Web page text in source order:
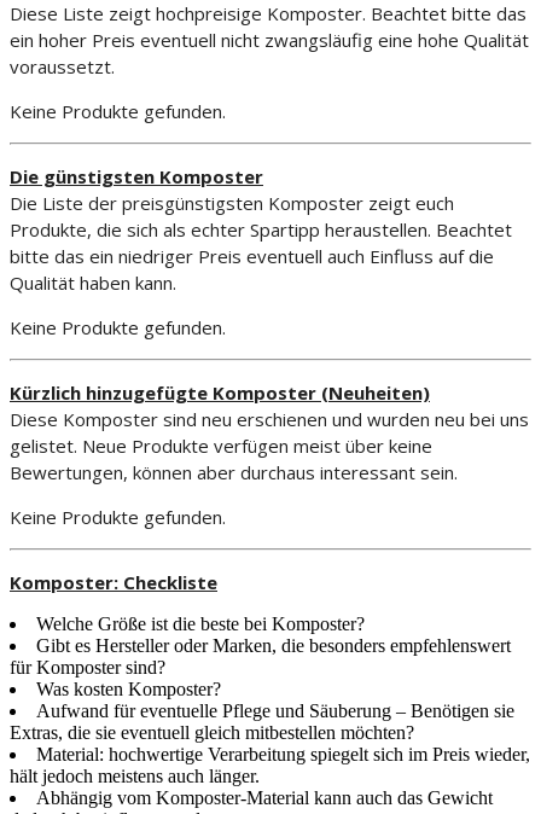
Diese Liste zeigt hochpreisige Komposter. Beachtet bitte das
ein hoher Preis eventuell nicht zwangsläufig eine hohe Qualität
voraussetzt.
Keine Produkte gefunden.
Die günstigsten Komposter
Die Liste der preisgünstigsten Komposter zeigt euch
Produkte, die sich als echter Spartipp heraustellen. Beachtet
bitte das ein niedriger Preis eventuell auch Einfluss auf die
Qualität haben kann.
Keine Produkte gefunden.
Kürzlich hinzugefügte Komposter (Neuheiten)
Diese Komposter sind neu erschienen und wurden neu bei uns
gelistet. Neue Produkte verfügen meist über keine
Bewertungen, können aber durchaus interessant sein.
Keine Produkte gefunden.
Komposter: Checkliste
Welche Größe ist die beste bei Komposter?
Gibt es Hersteller oder Marken, die besonders empfehlenswert
für Komposter sind?
Was kosten Komposter?
Aufwand für eventuelle Pflege und Säuberung – Benötigen sie
Extras, die sie eventuell gleich mitbestellen möchten?
Material: hochwertige Verarbeitung spiegelt sich im Preis wieder,
hält jedoch meistens auch länger.
Abhängig vom Komposter-Material kann auch das Gewicht